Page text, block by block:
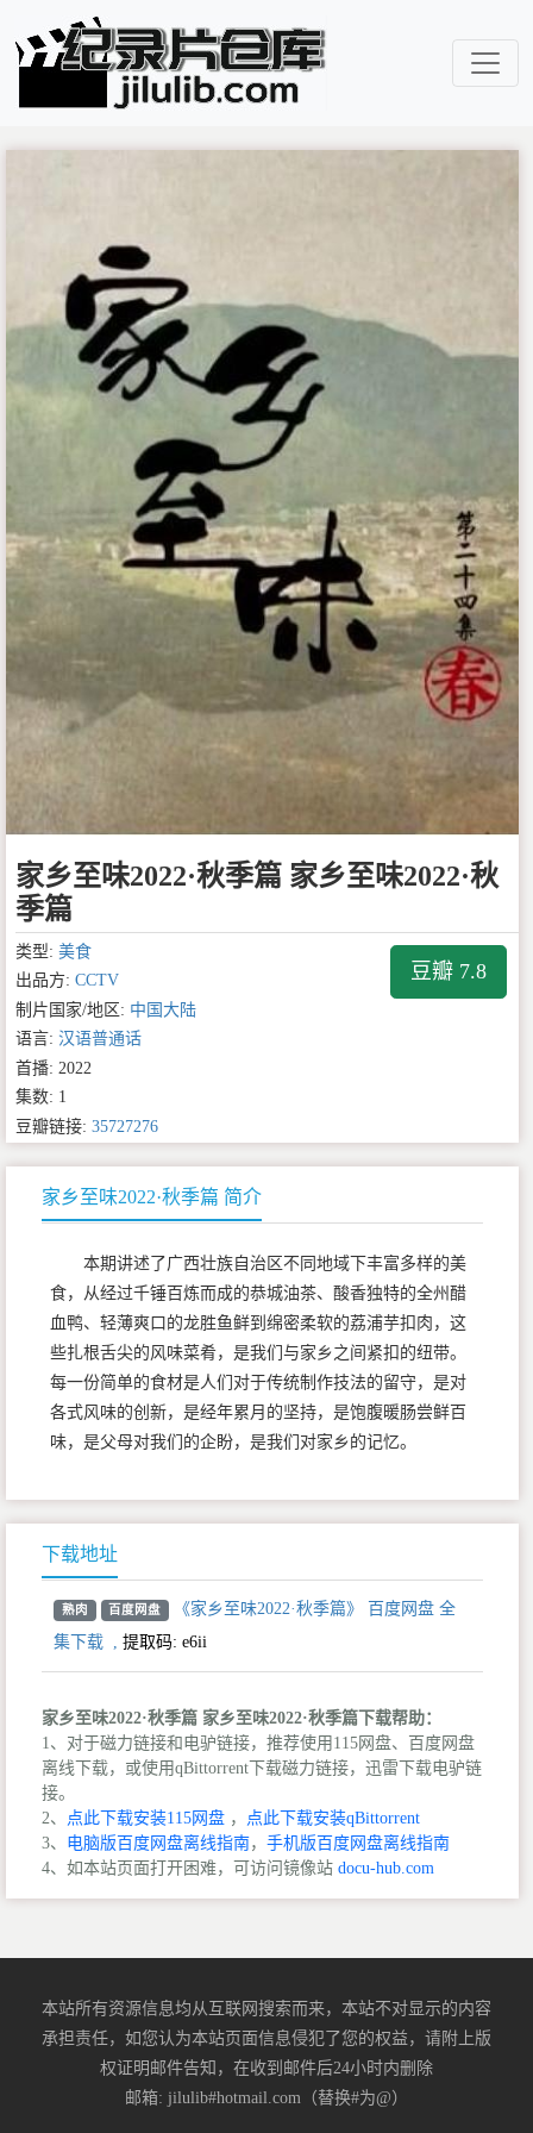
家乡至味2022·秋季篇 家乡至味2022·秋
季篇
豆瓣 7.8
类型: 美食
出品方: CCTV
制片国家/地区: 中国大陆
语言: 汉语普通话
首播: 2022
集数: 1
豆瓣链接: 35727276
家乡至味2022·秋季篇 简介
本期讲述了广西壮族自治区不同地域下丰富多样的美
食，从经过千锤百炼而成的恭城油茶、酸香独特的全州醋
血鸭、轻薄爽口的龙胜鱼鲜到绵密柔软的荔浦芋扣肉，这
些扎根舌尖的风味菜肴，是我们与家乡之间紧扣的纽带。
每一份简单的食材是人们对于传统制作技法的留守，是对
各式风味的创新，是经年累月的坚持，是饱腹暖肠尝鲜百
味，是父母对我们的企盼，是我们对家乡的记忆。
下载地址
熟肉 百度网盘
《家乡至味2022·秋季篇》 百度网盘 全
集下载 , 提取码: e6ii
家乡至味2022·秋季篇 家乡至味2022·秋季篇下载帮助：
1、对于磁力链接和电驴链接，推荐使用115网盘、百度网盘
离线下载，或使用qBittorrent下载磁力链接，迅雷下载电驴链
接。
2、 点此下载安装115网盘 ， 点此下载安装qBittorrent
3、 电脑版百度网盘离线指南， 手机版百度网盘离线指南
4、如本站页面打开困难，可访问镜像站 docu-hub.com
本站所有资源信息均从互联网搜索而来，本站不对显示的内容
承担责任，如您认为本站页面信息侵犯了您的权益，请附上版
权证明邮件告知，在收到邮件后24小时内删除
邮箱: jilulib#hotmail.com（替换#为@）